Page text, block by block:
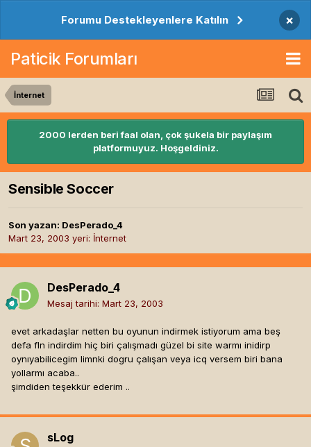
Forumu Destekleyenlere Katılın ×
Paticik Forumları
İnternet
2000 lerden beri faal olan, çok şukela bir paylaşım
platformuyuz. Hoşgeldiniz.
Sensible Soccer
Son yazan: DesPerado_4
Mart 23, 2003 yeri: İnternet
DesPerado_4
Mesaj tarihi: Mart 23, 2003
evet arkadaşlar netten bu oyunun indirmek istiyorum ama beş
defa fln indirdim hiç biri çalışmadı güzel bi site warmı inidirp
oynıyabilicegim limnki dogru çalışan veya icq versem biri bana
yollarmı acaba..
şimdiden teşekkür ederim ..
sLog